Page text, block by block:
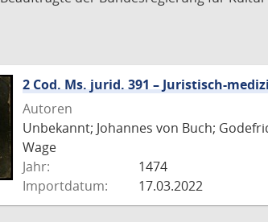
2 Cod. Ms. jurid. 391 – Juristisch-
Autoren
Unbekannt; Johannes von Buch;
Wage
Jahr:
1474
Importdatum:
17.03.2022